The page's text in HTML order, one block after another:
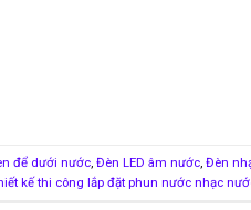
để dưới nước, Đèn LED âm nước, Đèn
kế thi công lắp đặt phun nước nhạc